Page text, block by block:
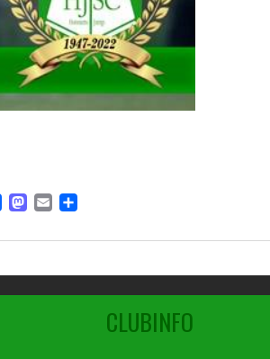
FACEBOOK
MASTODON
EMAILDELEN
CLUBINFO